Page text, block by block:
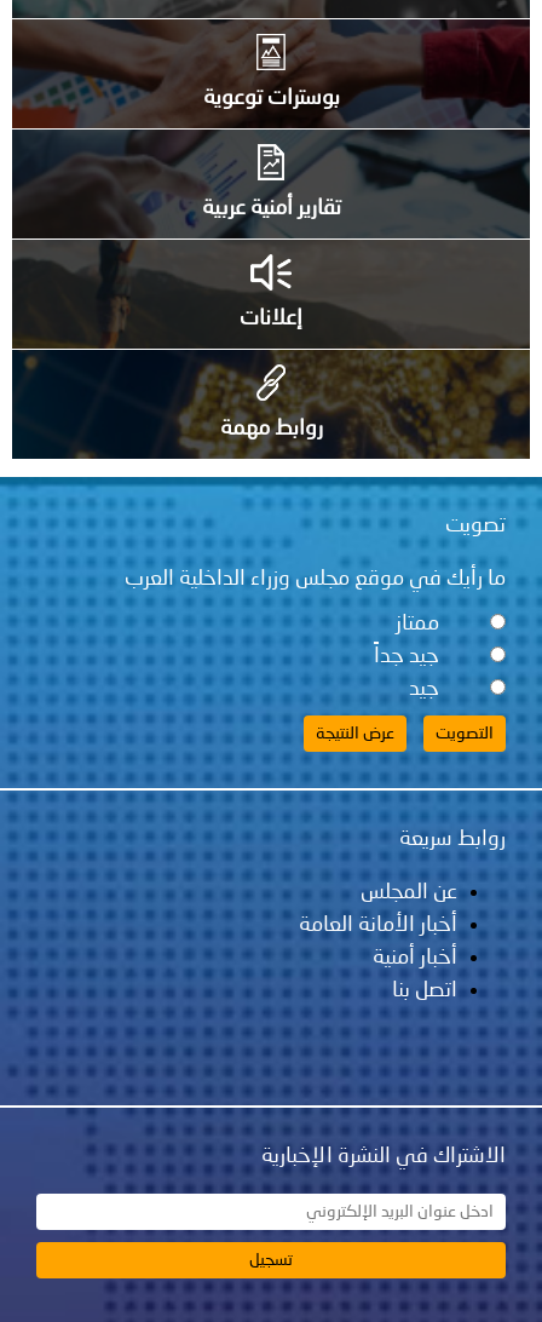
بوسترات توعوية
تقارير أمنية عربية
إعلانات
روابط مهمة
تصويت
ما رأيك في موقع مجلس وزراء الداخلية العرب
ممتاز
جيد جداً
جيد
روابط سريعة
عن المجلس
أخبار الأمانة العامة
أخبار أمنية
اتصل بنا
الاشتراك في النشرة الإخبارية